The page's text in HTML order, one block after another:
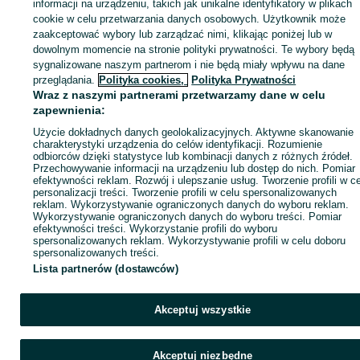
sprzedającym
Zaloguj się / Załóż konto
Wyślij wiadomość
informacji na urządzeniu, takich jak unikalne identyfikatory w plikach
cookie w celu przetwarzania danych osobowych. Użytkownik może
zaakceptować wybory lub zarządzać nimi, klikając poniżej lub w
dowolnym momencie na stronie polityki prywatności. Te wybory będą
sygnalizowane naszym partnerom i nie będą miały wpływu na dane
przeglądania. Polityka cookies, Polityka Prywatności
Wraz z naszymi partnerami przetwarzamy dane w celu
zapewnienia:
Użycie dokładnych danych geolokalizacyjnych. Aktywne skanowanie
charakterystyki urządzenia do celów identyfikacji. Rozumienie
odbiorców dzięki statystyce lub kombinacji danych z różnych źródeł.
Przechowywanie informacji na urządzeniu lub dostęp do nich. Pomiar
efektywności reklam. Rozwój i ulepszanie usług. Tworzenie profili w
personalizacji treści. Tworzenie profili w celu spersonalizowanych
reklam. Wykorzystywanie ograniczonych danych do wyboru reklam.
Wykorzystywanie ograniczonych danych do wyboru treści. Pomiar
efektywności treści. Wykorzystanie profili do wyboru
spersonalizowanych reklam. Wykorzystywanie profili w celu doboru
spersonalizowanych treści.
Lista partnerów (dostawców)
Akceptuj wszystkie
Akceptuj niezbędne